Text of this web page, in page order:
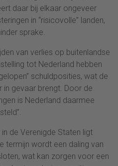
daar bij elkaar ongeveer
in “risicovolle” landen,
sprake.
van verlies op buitenlandse
tot Nederland hebben
schuldposities, wat de
gevaar brengt. Door de
is Nederland daarmee
de Verenigde Staten ligt
termijn wordt een daling van
wat kan zorgen voor een